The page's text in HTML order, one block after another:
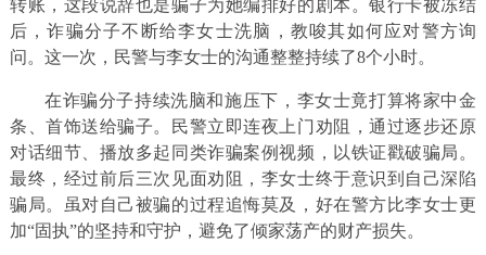
转账，这段说辞也是骗子为她编排好的剧本。银行卡被冻结
后，诈骗分子不断给李女士洗脑，教唆其如何应对警方询
问。这一次，民警与李女士的沟通整整持续了8个小时。
在诈骗分子持续洗脑和施压下，李女士竟打算将家中金
条、首饰送给骗子。民警立即连夜上门劝阻，通过逐步还原
对话细节、播放多起同类诈骗案例视频，以铁证戳破骗局。
最终，经过前后三次见面劝阻，李女士终于意识到自己深陷
骗局。虽对自己被骗的过程追悔莫及，好在警方比李女士更
加“固执”的坚持和守护，避免了倾家荡产的财产损失。